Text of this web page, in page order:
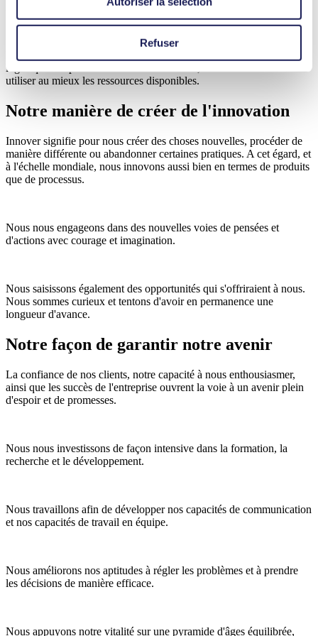
Refuser
logistiques respectueux de l'environnement, et nous veillons à
utiliser au mieux les ressources disponibles.
Notre manière de créer de l'innovation
Innover signifie pour nous créer des choses nouvelles, procéder de
manière différente ou abandonner certaines pratiques. A cet égard, et
à l'échelle mondiale, nous innovons aussi bien en termes de produits
que de processus.
Nous nous engageons dans des nouvelles voies de pensées et
d'actions avec courage et imagination.
Nous saisissons également des opportunités qui s'offriraient à nous.
Nous sommes curieux et tentons d'avoir en permanence une
longueur d'avance.
Notre façon de garantir notre avenir
La confiance de nos clients, notre capacité à nous enthousiasmer,
ainsi que les succès de l'entreprise ouvrent la voie à un avenir plein
d'espoir et de promesses.
Nous nous investissons de façon intensive dans la formation, la
recherche et le développement.
Nous travaillons afin de développer nos capacités de communication
et nos capacités de travail en équipe.
Nous améliorons nos aptitudes à régler les problèmes et à prendre
les décisions de manière efficace.
Nous appuyons notre vitalité sur une pyramide d'âges équilibrée,